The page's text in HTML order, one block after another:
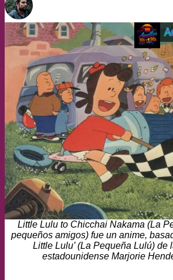
Little Lulu to Chicchai Nakama (La
pequeños amigos) fue un anime,
Little Lulu’ (La Pequeña Lulú) de
estadounidense Marjorie